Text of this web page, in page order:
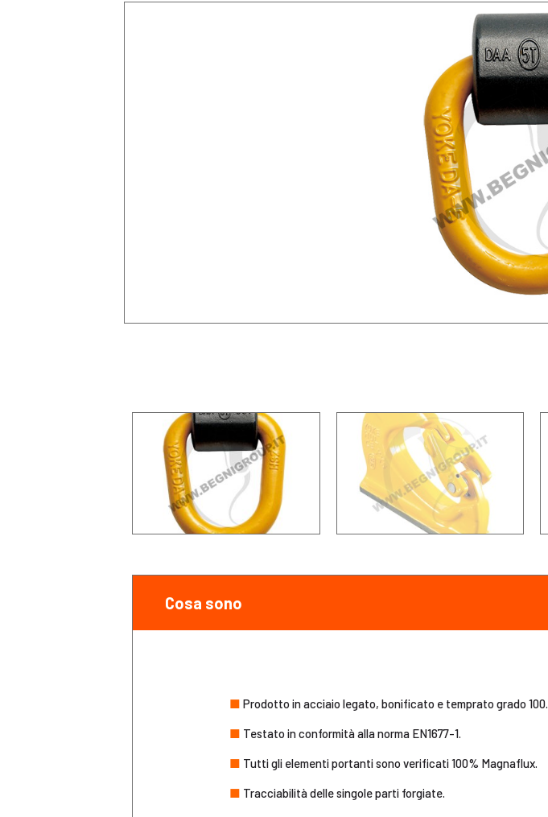
Cosa sono
■ Prodotto in acciaio legato, bonificato e temprato grado 100.
■ Testato in conformità alla norma EN1677-1.
■ Tutti gli elementi portanti sono verificati 100% Magnaflux.
■ Tracciabilità delle singole parti forgiate.